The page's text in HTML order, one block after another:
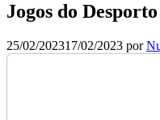
Jogos do
25/02/202317/02/2023 por